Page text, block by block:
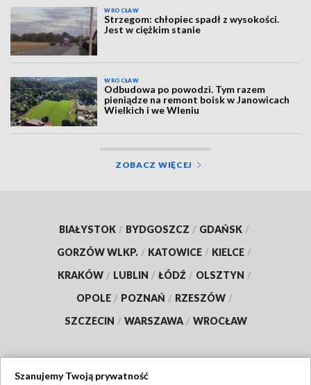
WROCŁAW
Strzegom: chłopiec spadł z wysokości.
Jest w ciężkim stanie
WROCŁAW
Odbudowa po powodzi. Tym razem
pieniądze na remont boisk w Janowicach
Wielkich i we Wleniu
ZOBACZ WIĘCEJ
BIAŁYSTOK / BYDGOSZCZ / GDAŃSK /
GORZÓW WLKP. / KATOWICE / KIELCE /
KRAKÓW / LUBLIN / ŁÓDŹ / OLSZTYN /
OPOLE / POZNAŃ / RZESZÓW /
SZCZECIN / WARSZAWA / WROCŁAW
Szanujemy Twoją prywatność